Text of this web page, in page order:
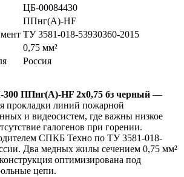
ЦБ-00084430
ППнг(A)-HF
ТУ 3581-018-53930360-2015
0,75 мм²
Россия
ППнг(A)-HF 2x0,75 бз черный —
прокладки линий пожарной
и видеосистем, где важны низкое
галогенов при горении.
СПКБ Техно по ТУ 3581-018-
Два медных жилы сечением 0,75 мм²
оптимизирована под
цепи.